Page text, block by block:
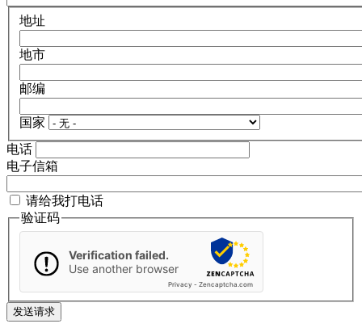
地址
地市
邮编
国家
电话
电子信箱
请给我打电话
验证码
Verification failed.
Use another browser
Privacy - Zencaptcha.com